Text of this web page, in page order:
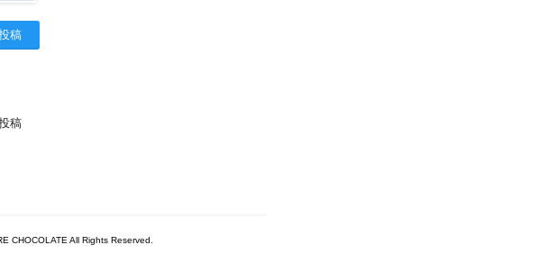
稿
稿
CHOCOLATE All Rights Reserved.